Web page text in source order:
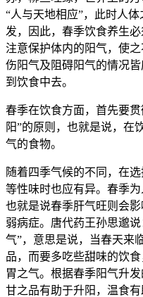
“人与天地相应”，此时人
发，因此，春季饮食养生
注意保护体内的阳气，使
伤阳气及阻碍阳气的情况
到饮食中去。
春季在饮食方面，首先要
阳”的原则，也就是说，在
气的食物。
随着四季气候的不同，在
等性味时也应有异。春季
也就是说春季肝气旺则会
弱病症。唐代药王孙思邈
气”，意思是说，当春天来
品，而要多吃些甜味的饮
胃之气。根据春季阳气升
甘之品有助于升阳，温食